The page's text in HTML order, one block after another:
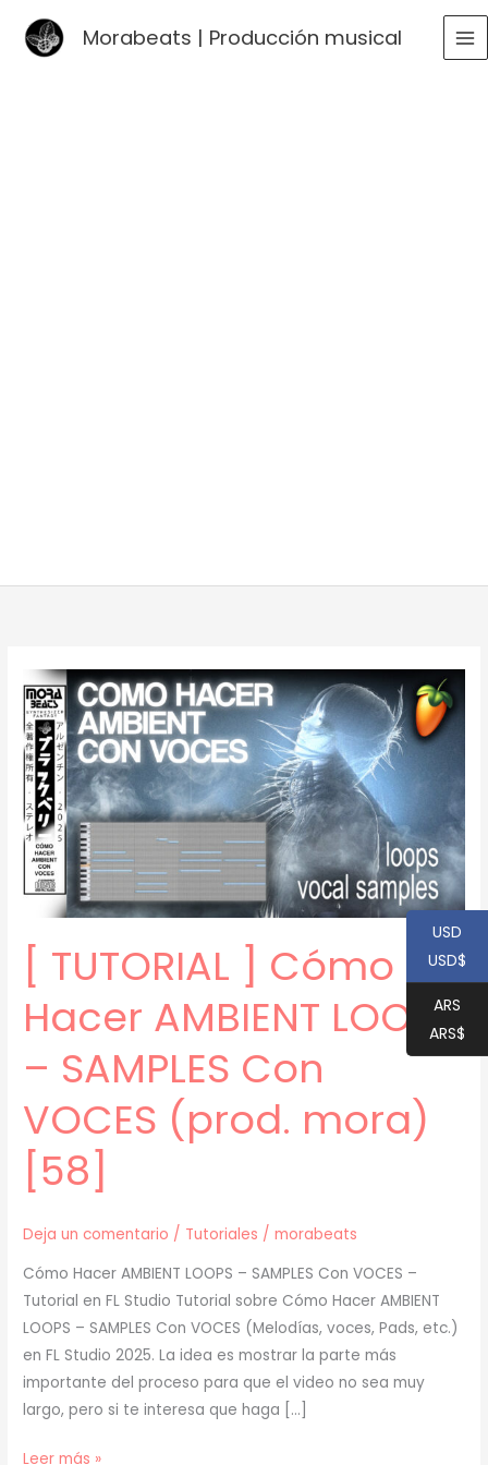
Morabeats | Producción musical
[ TUTORIAL ] Cómo
Hacer AMBIENT LOOPS
– SAMPLES Con
VOCES (prod. mora)
[58]
Deja un comentario / Tutoriales /morabeats
Cómo Hacer AMBIENT LOOPS – SAMPLES Con VOCES –
Tutorial en FL Studio Tutorial sobre Cómo Hacer AMBIENT
LOOPS – SAMPLES Con VOCES (Melodías, voces, Pads, etc.)
en FL Studio 2025. La idea es mostrar la parte más
importante del proceso para que el video no sea muy
largo, pero si te interesa que haga […]
[
Leer más »
USD
USD$
ARS
ARS$